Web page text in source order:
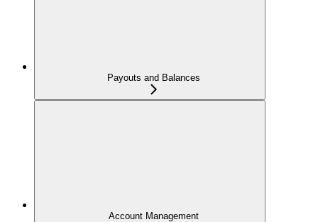
Payouts and Balances
Account Management